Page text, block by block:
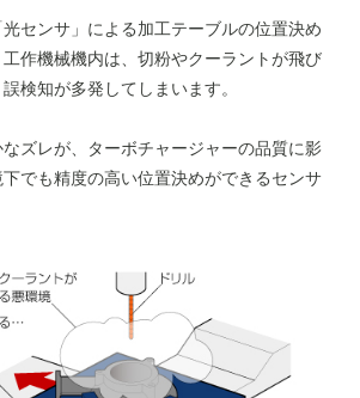
光センサ」による加工テーブルの位置決め
作機械機内は、切粉やクーラントが飛び
検知が多発してしまいます。
ズレが、ターボチャージャーの品質に影
でも精度の高い位置決めができるセンサ